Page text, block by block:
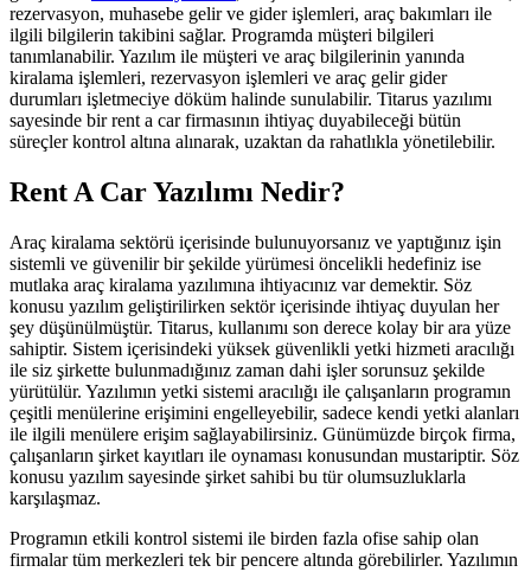
rezervasyon, muhasebe gelir ve gider işlemleri, araç bakımları ile
ilgili bilgilerin takibini sağlar. Programda müşteri bilgileri
tanımlanabilir. Yazılım ile müşteri ve araç bilgilerinin yanında
kiralama işlemleri, rezervasyon işlemleri ve araç gelir gider
durumları işletmeciye döküm halinde sunulabilir. Titarus yazılımı
sayesinde bir rent a car firmasının ihtiyaç duyabileceği bütün
süreçler kontrol altına alınarak, uzaktan da rahatlıkla yönetilebilir.
Rent A Car Yazılımı Nedir?
Araç kiralama sektörü içerisinde bulunuyorsanız ve yaptığınız işin
sistemli ve güvenilir bir şekilde yürümesi öncelikli hedefiniz ise
mutlaka araç kiralama yazılımına ihtiyacınız var demektir. Söz
konusu yazılım geliştirilirken sektör içerisinde ihtiyaç duyulan her
şey düşünülmüştür. Titarus, kullanımı son derece kolay bir ara yüze
sahiptir. Sistem içerisindeki yüksek güvenlikli yetki hizmeti aracılığı
ile siz şirkette bulunmadığınız zaman dahi işler sorunsuz şekilde
yürütülür. Yazılımın yetki sistemi aracılığı ile çalışanların programın
çeşitli menülerine erişimini engelleyebilir, sadece kendi yetki alanları
ile ilgili menülere erişim sağlayabilirsiniz. Günümüzde birçok firma,
çalışanların şirket kayıtları ile oynaması konusundan mustariptir. Söz
konusu yazılım sayesinde şirket sahibi bu tür olumsuzluklarla
karşılaşmaz.
Programın etkili kontrol sistemi ile birden fazla ofise sahip olan
firmalar tüm merkezleri tek bir pencere altında görebilirler. Yazılımın